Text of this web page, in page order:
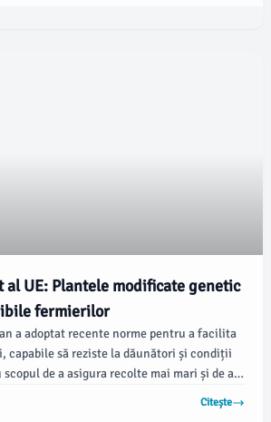
al UE: Plantele modificate genetic
fermierilor
a adoptat recente norme pentru a facilita
capabile să reziste la dăunători și condiții
de a asigura recolte mai mari și de a
Conform newsbucuresti.ro, noile
o schimbare către o reglementare bazată
Citește